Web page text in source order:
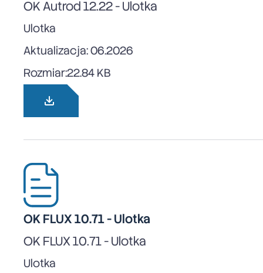
OK Autrod 12.22 - Ulotka
Ulotka
Aktualizacja: 06.2026
Rozmiar:22.84 KB
OK FLUX 10.71 - Ulotka
OK FLUX 10.71 - Ulotka
Ulotka